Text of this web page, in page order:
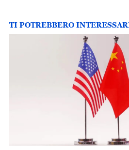
TI POTREBBERO